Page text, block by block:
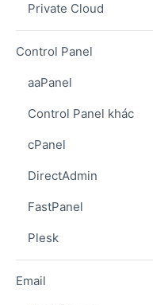
Private Cloud
Control Panel
aaPanel
Control Panel khác
cPanel
DirectAdmin
FastPanel
Plesk
Email